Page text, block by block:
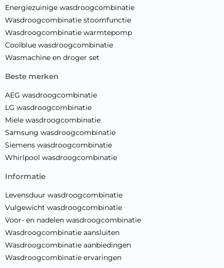
Energiezuinige wasdroogcombinatie
Wasdroogcombinatie stoomfunctie
Wasdroogcombinatie warmtepomp
Coolblue wasdroogcombinatie
Wasmachine en droger set
beste merken
AEG wasdroogcombinatie
LG wasdroogcombinatie
Miele wasdroogcombinatie
Samsung wasdroogcombinatie
Siemens wasdroogcombinatie
Whirlpool wasdroogcombinatie
informatie
Levensduur wasdroogcombinatie
Vulgewicht wasdroogcombinatie
Voor- en nadelen wasdroogcombinatie
Wasdroogcombinatie aansluiten
Wasdroogcombinatie aanbiedingen
Wasdroogcombinatie ervaringen